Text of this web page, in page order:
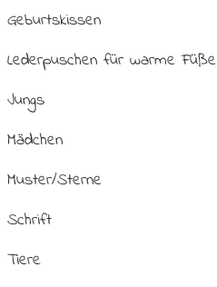
Geburtskissen
Lederpuschen für warme Füße
Jungs
Mädchen
Muster/Sterne
Schrift
Tiere